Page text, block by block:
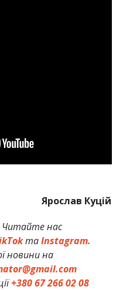
Ярослав Куцій
Читайте нас
таInstagram.
новини на
+380 67 266 02 08